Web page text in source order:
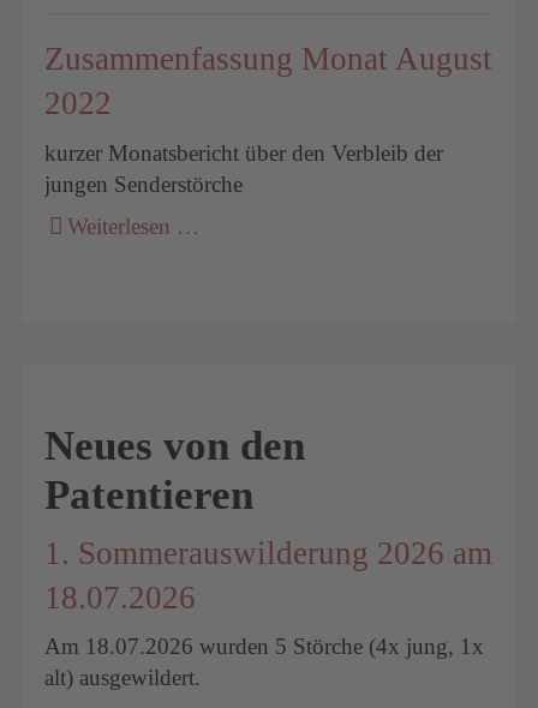
Zusammenfassung Monat August
2022
kurzer Monatsbericht über den Verbleib der
jungen Senderstörche
Weiterlesen …
Neues von den
Patentieren
1. Sommerauswilderung 2026 am
18.07.2026
Am 18.07.2026 wurden 5 Störche (4x jung, 1x
alt) ausgewildert.